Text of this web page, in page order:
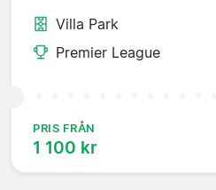
Villa Park
Premier League
PRIS FRÅN
1 100 kr